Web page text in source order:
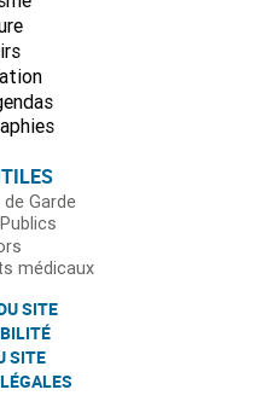
Garde
médicaux
SITE
SITE